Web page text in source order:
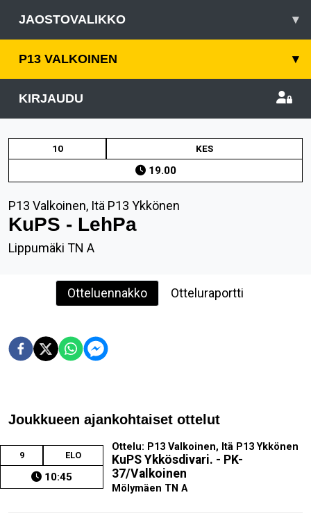
JAOSTOVALIKKO ▾
P13 VALKOINEN ▾
KIRJAUDU
10 KES
19.00
P13 Valkoinen, Itä P13 Ykkönen
KuPS - LehPa
Lippumäki TN A
Otteluennakko Otteluraportti
Joukkueen ajankohtaiset ottelut
9 ELO
10:45
Ottelu: P13 Valkoinen, Itä P13 Ykkönen
KuPS Ykkösdivari. - PK-
37/Valkoinen
Mölymäen TN A